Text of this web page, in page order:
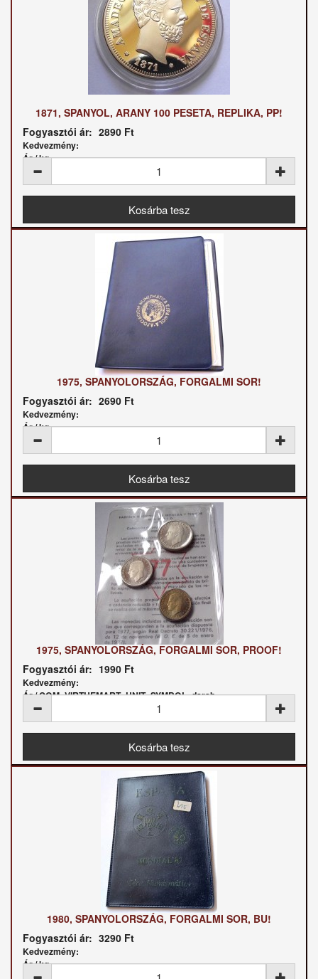
1871, SPANYOL, ARANY 100 PESETA, REPLIKA, PP!
Fogyasztói ár: 2890 Ft
Kedvezmény:
Ár / kg:
1975, SPANYOLORSZÁG, FORGALMI SOR!
Fogyasztói ár: 2690 Ft
Kedvezmény:
Ár / kg:
1975, SPANYOLORSZÁG, FORGALMI SOR, PROOF!
Fogyasztói ár: 1990 Ft
Kedvezmény:
Ár / COM_VIRTUEMART_UNIT_SYMBOL_darab:
1980, SPANYOLORSZÁG, FORGALMI SOR, BU!
Fogyasztói ár: 3290 Ft
Kedvezmény:
Ár / kg: